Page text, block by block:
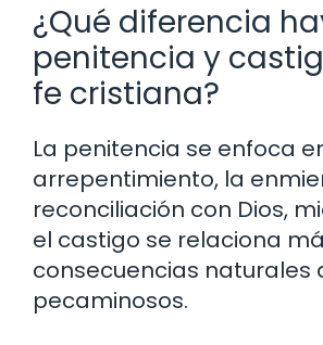
¿Qué diferencia
penitencia y
fe cristiana?
La penitencia se enfoca
arrepentimiento, la
reconciliación con Dios,
el castigo se relaciona
consecuencias naturales
pecaminosos.